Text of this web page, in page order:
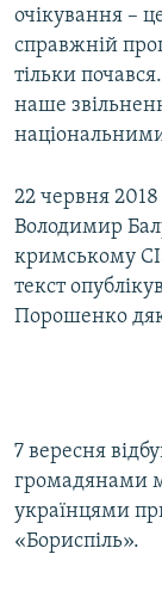
очікування –
справжній
тільки
наше
22 червня
Володимир
кримському
текст
Порошенко
7 вересня
громадянами
українцями
«Бориспіль».